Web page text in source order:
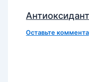
Оставьте